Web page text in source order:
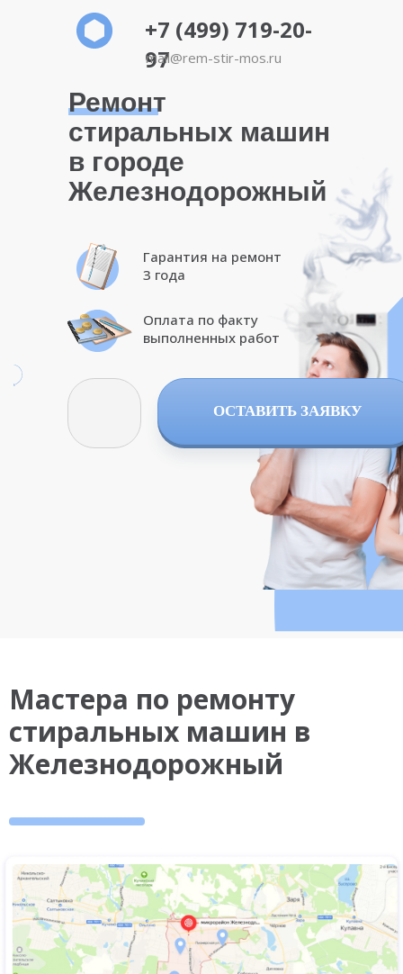
Ремонт
стиральных машин
в городе
Железнодорожный
Гарантия на ремонт
3 года
Оплата по факту
выполненных работ
+7 (499) 719-20-
97
mail@rem-stir-mos.ru
ОСТАВИТЬ ЗАЯВКУ
Мастера по ремонту
стиральных машин в
Железнодорожный